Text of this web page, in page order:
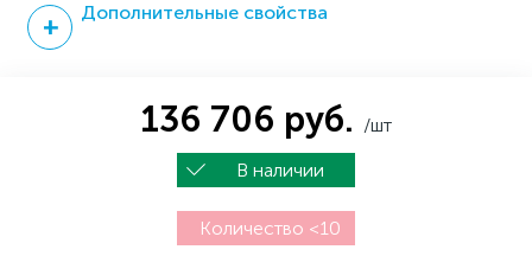
Дополнительные свойства
136 706 руб. /шт
В наличии
Количество <10